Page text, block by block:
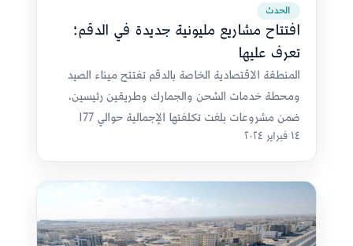
الحدث
افتتاح مشاريع مليونية جديدة في الدقم؛
تعرف عليها
المنطقة الاقتصادية الخاصة بالدقم تفتتح ميناء الصيد
ومحطة خدمات الشحن والجمارك وطريقين رئيسين،
ضمن مشروعات بلغت تكلفتها الإجمالية حوالي 177
مليون ريال عُماني.
١٤ فبراير ٢٠٢٤